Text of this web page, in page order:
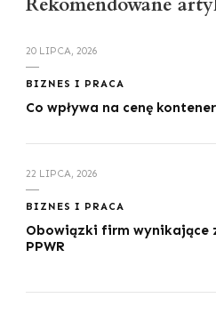
20 LIPCA, 2026
BIZNES I PRACA
Co wpływa na cenę
22 LIPCA, 2026
BIZNES I PRACA
Obowiązki firm wynikające
PPWR